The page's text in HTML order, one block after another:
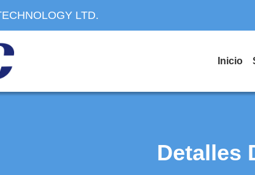
LTD.
Inicio
Detalles